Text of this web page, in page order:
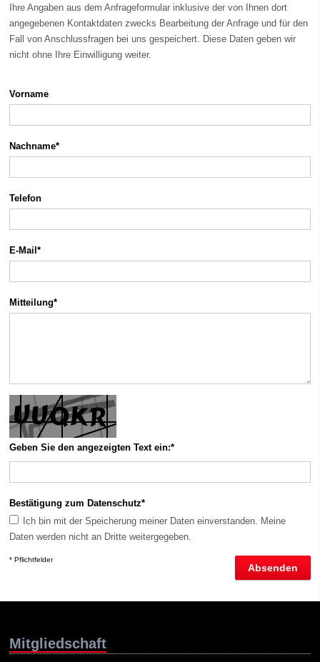
Ihre Angaben aus dem Anfrageformular inklusive der von Ihnen dort
angegebenen Kontaktdaten zwecks Bearbeitung der Anfrage und für den
Fall von Anschlussfragen bei uns gespeichert. Diese Daten geben wir
nicht ohne Ihre Einwilligung weiter.
Vorname
Nachname*
Telefon
E-Mail*
Mitteilung*
Geben Sie den angezeigten Text ein:*
Bestätigung zum Datenschutz*
Ich bin mit der Speicherung meiner Daten einverstanden. Meine
Daten werden nicht an Dritte weitergegeben.
* Pflichtfelder
Mitgliedschaft